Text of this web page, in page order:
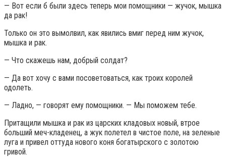
— Вот если б были здесь теперь мои помощники — жучок, мышка
да рак!
Только он это вымолвил, как явились вмиг перед ним жучок,
мышка и рак.
— Что скажешь нам, добрый солдат?
— Да вот хочу с вами посоветоваться, как троих королей
одолеть.
— Ладно, — говорят ему помощники. — Мы поможем тебе.
Притащили мышка и рак из царских кладовых новый, втрое
больший меч-кладенец, а жук полетел в чистое поле, на зеленые
луга и привел оттуда нового коня богатырского с золотою
гривой.